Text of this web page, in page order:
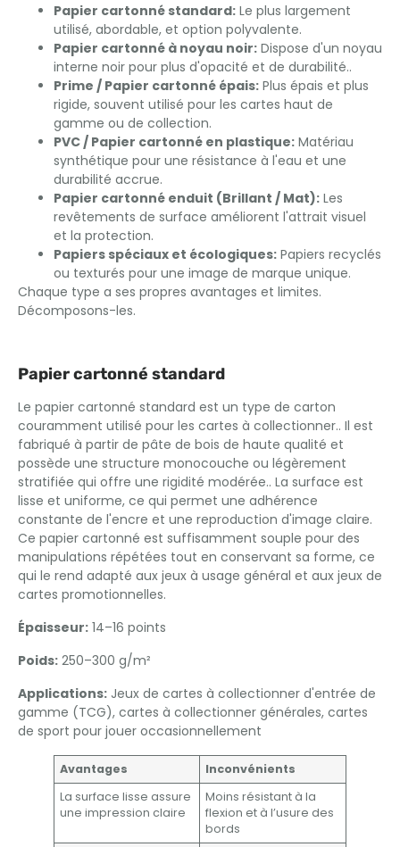
Papier cartonné standard: Le plus largement
utilisé, abordable, et option polyvalente.
Papier cartonné à noyau noir: Dispose d'un noyau
interne noir pour plus d'opacité et de durabilité..
Prime / Papier cartonné épais: Plus épais et plus
rigide, souvent utilisé pour les cartes haut de
gamme ou de collection.
PVC / Papier cartonné en plastique: Matériau
synthétique pour une résistance à l'eau et une
durabilité accrue.
Papier cartonné enduit (Brillant / Mat): Les
revêtements de surface améliorent l'attrait visuel
et la protection.
Papiers spéciaux et écologiques: Papiers recyclés
ou texturés pour une image de marque unique.
Chaque type a ses propres avantages et limites.
Décomposons-les.
Papier cartonné standard
Le papier cartonné standard est un type de carton
couramment utilisé pour les cartes à collectionner.. Il est
fabriqué à partir de pâte de bois de haute qualité et
possède une structure monocouche ou légèrement
stratifiée qui offre une rigidité modérée.. La surface est
lisse et uniforme, ce qui permet une adhérence
constante de l'encre et une reproduction d'image claire.
Ce papier cartonné est suffisamment souple pour des
manipulations répétées tout en conservant sa forme, ce
qui le rend adapté aux jeux à usage général et aux jeux de
cartes promotionnelles.
Épaisseur: 14–16 points
Poids: 250–300 g/m²
Applications: Jeux de cartes à collectionner d'entrée de
gamme (TCG), cartes à collectionner générales, cartes
de sport pour jouer occasionnellement
Avantages
Inconvénients
La surface lisse assure
une impression claire
Moins résistant à la
flexion et à l’usure des
bords